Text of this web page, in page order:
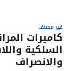
غير مصنف
كاميرات
السلكية
والانصراف